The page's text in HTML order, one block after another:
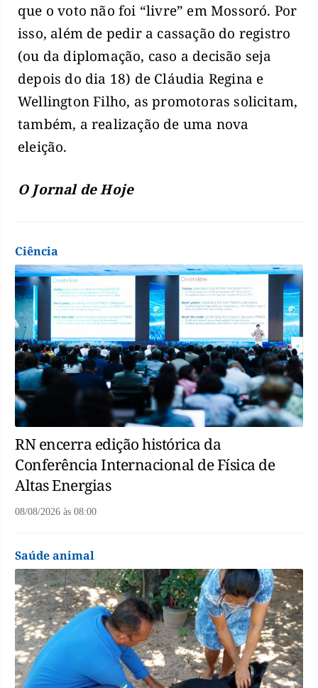
que o voto não foi “livre” em Mossoró. Por
isso, além de pedir a cassação do registro
(ou da diplomação, caso a decisão seja
depois do dia 18) de Cláudia Regina e
Wellington Filho, as promotoras solicitam,
também, a realização de uma nova
eleição.
O Jornal de Hoje
Ciência
RN encerra edição histórica da
Conferência Internacional de Física de
Altas Energias
08/08/2026 às 08:00
Saúde animal